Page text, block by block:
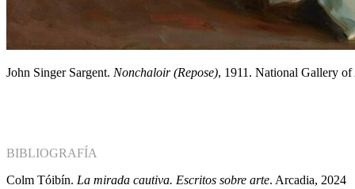
John Singer Sargent. Nonchaloir (Repose), 1911. National Gallery
BIBLIOGRAFÍA
Colm Tóibín. La mirada cautiva. Escritos sobre arte. Arcadia, 2024